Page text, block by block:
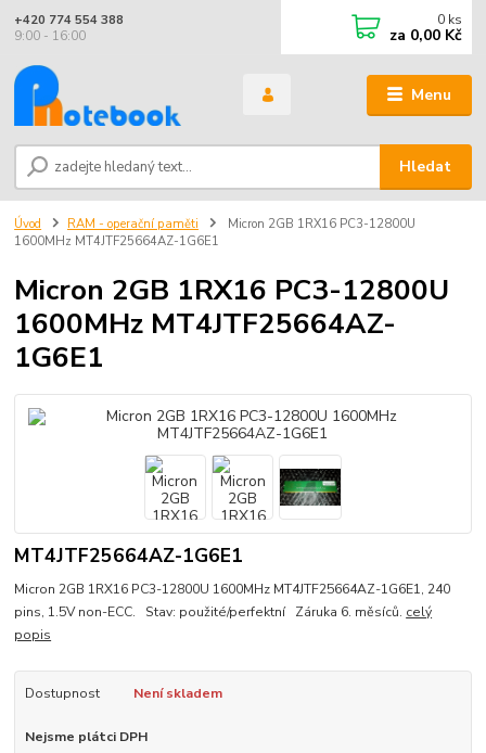
Menu
Hledat
+420 774 554 388
9:00 - 16:00
0 ks
za 0,00 Kč
Úvod RAM - operační paměti
Micron 2GB 1RX16 PC3-12800U
1600MHz MT4JTF25664AZ-1G6E1
Micron 2GB 1RX16 PC3-12800U
1600MHz MT4JTF25664AZ-
1G6E1
MT4JTF25664AZ-1G6E1
Micron 2GB 1RX16 PC3-12800U 1600MHz MT4JTF25664AZ-1G6E1, 240
pins, 1.5V non-ECC. Stav: použité/perfektní Záruka 6. měsíců. celý
popis
Dostupnost Není skladem
Nejsme plátci DPH